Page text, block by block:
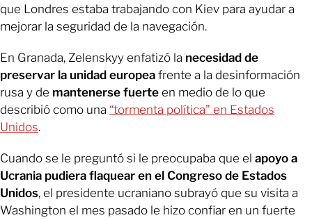
que Londres estaba trabajando con Kiev para ayudar a
mejorar la seguridad de la navegación.
En Granada, Zelenskyy enfatizó la necesidad de
preservar la unidad europea frente a la desinformación
rusa y de mantenerse fuerte en medio de lo que
describió como una “tormenta política” en Estados
Unidos.
Cuando se le preguntó si le preocupaba que el apoyo a
Ucrania pudiera flaquear en el Congreso de Estados
Unidos, el presidente ucraniano subrayó que su visita a
Washington el mes pasado le hizo confiar en un fuerte